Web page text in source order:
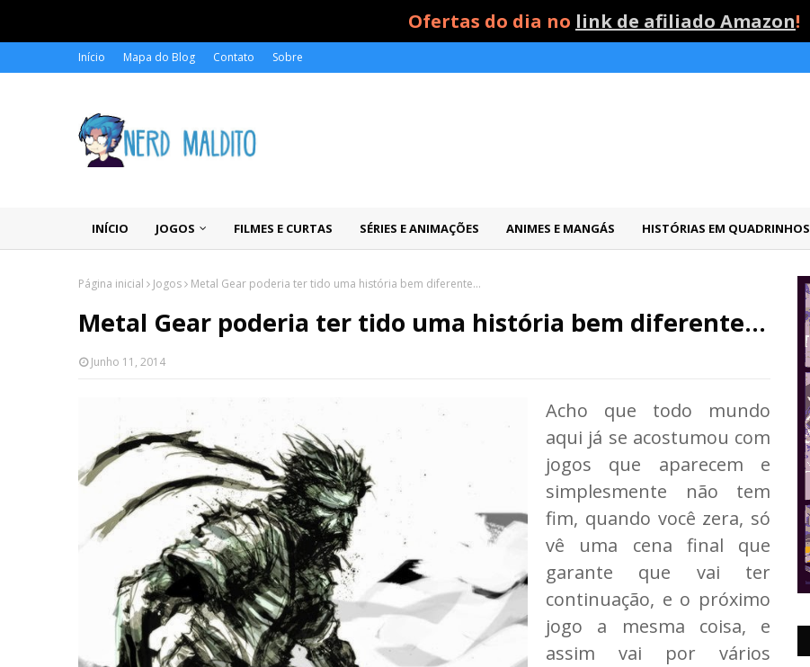
Ofertas do dia no link de afiliado Amazon!
Início Mapa do Blog Contato Sobre
INÍCIO JOGOS FILMES E CURTAS SÉRIES E ANIMAÇÕES ANIMES E MANGÁS HISTÓRIAS EM QUADRINHOS
Página inicial Jogos Metal Gear poderia ter tido uma história bem diferente...
Metal Gear poderia ter tido uma história bem diferente...
Junho 11, 2014
Acho que todo mundo
aqui já se acostumou com
jogos que aparecem e
simplesmente não tem
fim, quando você zera, só
vê uma cena final que
garante que vai ter
continuação, e o próximo
jogo a mesma coisa, e
assim vai por vários